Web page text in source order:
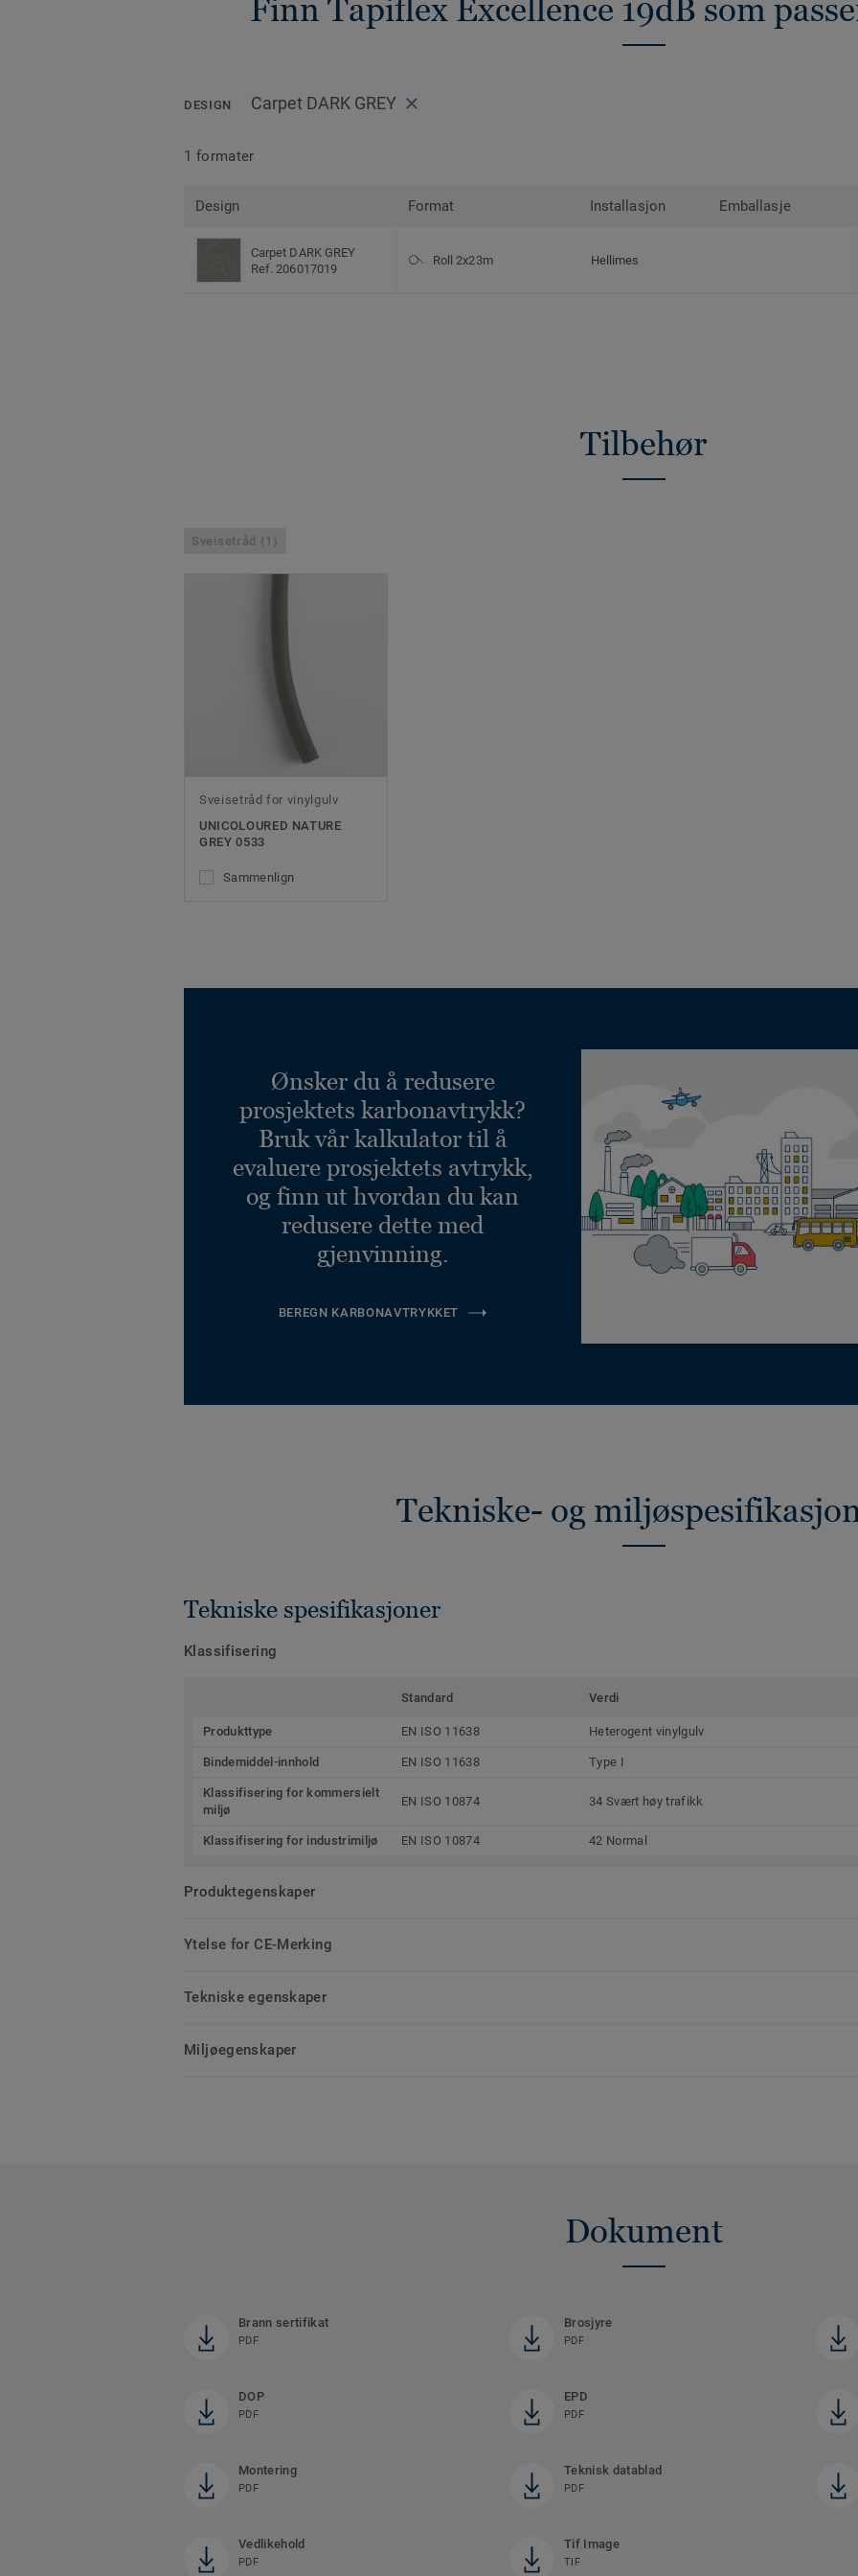
Finn Tapiflex Excellence 19dB som
DESIGN Carpet DARK GREY
1 formater
Design Format Installasjon Emballasje
Carpet DARK GREY
Ref. 206017019
Roll 2x23m Hellimes
Tilbehør
Sveisetråd (1)
Sveisetråd for vinylgulv
UNICOLOURED NATURE
GREY 0533
Sammenlign
Ønsker du å redusere
prosjektets karbonavtrykk?
Bruk vår kalkulator til å
evaluere prosjektets avtrykk,
og finn ut hvordan du kan
redusere dette med
gjenvinning.
BEREGN KARBONAVTRYKKET
Tekniske- og
Tekniske spesifikasjoner
Klassifisering
Standard Verdi
Produkttype EN ISO 11638 Heterogent vinylgulv
Bindemiddel-innhold EN ISO 11638 Type I
Klassifisering for kommersielt
miljø
EN ISO 10874 34 Svært høy trafikk
Klassifisering for industrimiljø EN ISO 10874 42 Normal
Produktegenskaper
Ytelse for CE-Merking
Tekniske egenskaper
Miljøegenskaper
Dokument
Brann sertifikat
PDF
Brosjyre
PDF
DOP
PDF
EPD
PDF
Montering
PDF
Teknisk datablad
PDF
Vedlikehold
PDF
Tif Image
TIF